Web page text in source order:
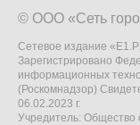
© ООО «Сеть
Сетевое издание
Зарегистрировано
информационных
(Роскомнадзор)
06.02.2023 г.
Учредитель: Общество